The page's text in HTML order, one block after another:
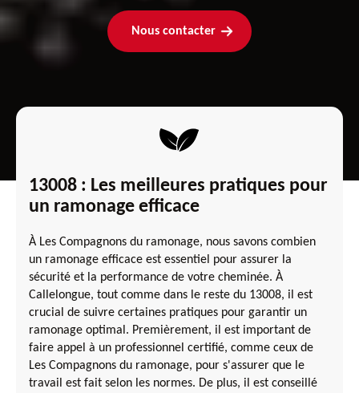
Nous contacter
13008 : Les meilleures pratiques pour
un ramonage efficace
À Les Compagnons du ramonage, nous savons combien
un ramonage efficace est essentiel pour assurer la
sécurité et la performance de votre cheminée. À
Callelongue, tout comme dans le reste du 13008, il est
crucial de suivre certaines pratiques pour garantir un
ramonage optimal. Premièrement, il est important de
faire appel à un professionnel certifié, comme ceux de
Les Compagnons du ramonage, pour s'assurer que le
travail est fait selon les normes. De plus, il est conseillé